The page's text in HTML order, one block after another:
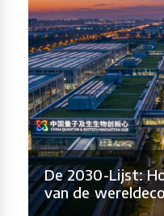
De 2030-Lijst:
van de